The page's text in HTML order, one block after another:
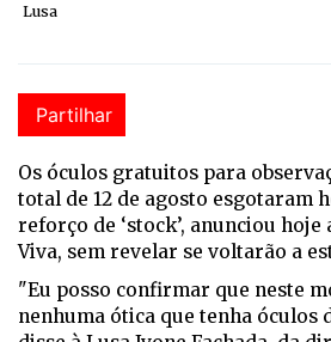
Lusa
Partilhar
Os óculos gratuitos para
total de 12 de agosto esgotaram
reforço de ‘stock’, anunciou hoje
Viva, sem revelar se voltarão a
"Eu posso confirmar que neste
nenhuma ótica que tenha óculos